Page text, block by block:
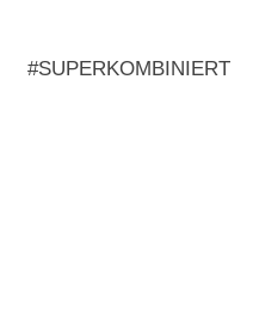
#SUPERKOMBINIERT